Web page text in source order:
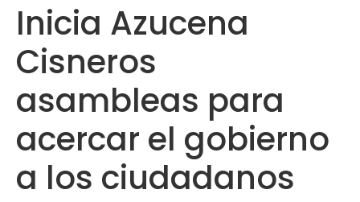
Inicia Azucena
Cisneros
asambleas para
acercar el gobierno
a los ciudadanos